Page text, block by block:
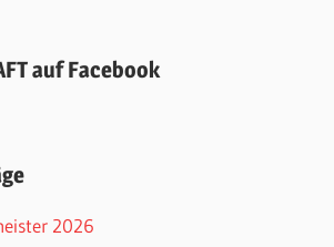
auf Facebook
2026